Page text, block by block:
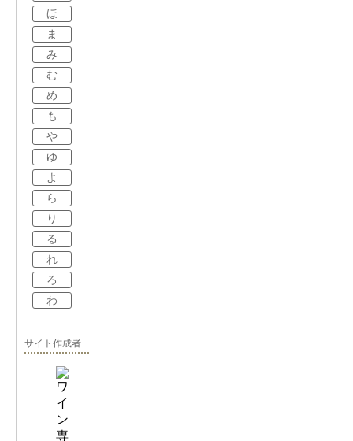
ほ
ま
み
む
め
も
や
ゆ
よ
ら
り
る
れ
ろ
わ
サイト作成者